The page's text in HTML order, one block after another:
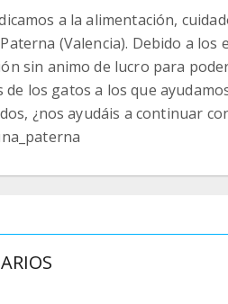
a la alimentación,
(Valencia). Debido a los
sin animo de lucro para
los gatos a los que
¿nos ayudáis a continuar